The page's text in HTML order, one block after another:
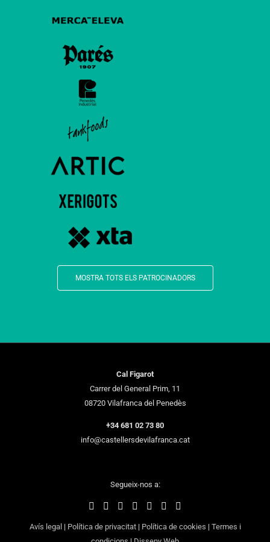
MOSTRA TOTS ELS PATROCINADORS
Cal Figarot
Carrer del General Prim, 11
08720 Vilafranca del Penedès
+34 681 02 73 80
info@castellersdevilafranca.cat
Segueix-nos a:
Avís legal | Política de privacitat| Política de cookies | Termes i